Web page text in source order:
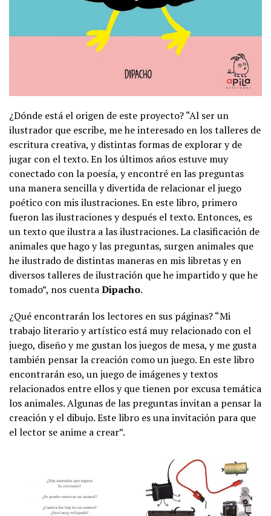
¿Dónde está el origen de este proyecto? “Al ser un
ilustrador que escribe, me he interesado en los talleres de
escritura creativa, y distintas formas de explorar y de
jugar con el texto. En los últimos años estuve muy
conectado con la poesía, y encontré en las preguntas
una manera sencilla y divertida de relacionar el juego
poético con mis ilustraciones. En este libro, primero
fueron las ilustraciones y después el texto. Entonces, es
un texto que ilustra a las ilustraciones. La clasificación de
animales que hago y las preguntas, surgen animales que
he ilustrado de distintas maneras en mis libretas y en
diversos talleres de ilustración que he impartido y que he
tomado”, nos cuentaDipacho.
¿Qué encontrarán los lectores en sus páginas? “Mi
trabajo literario y artístico está muy relacionado con el
juego, diseño y me gustan los juegos de mesa, y me gusta
también pensar la creación como un juego. En este libro
encontrarán eso, un juego de imágenes y textos
relacionados entre ellos y que tienen por excusa temática
los animales. Algunas de las preguntas invitan a pensar la
creación y el dibujo. Este libro es una invitación para que
el lector se anime a crear”.